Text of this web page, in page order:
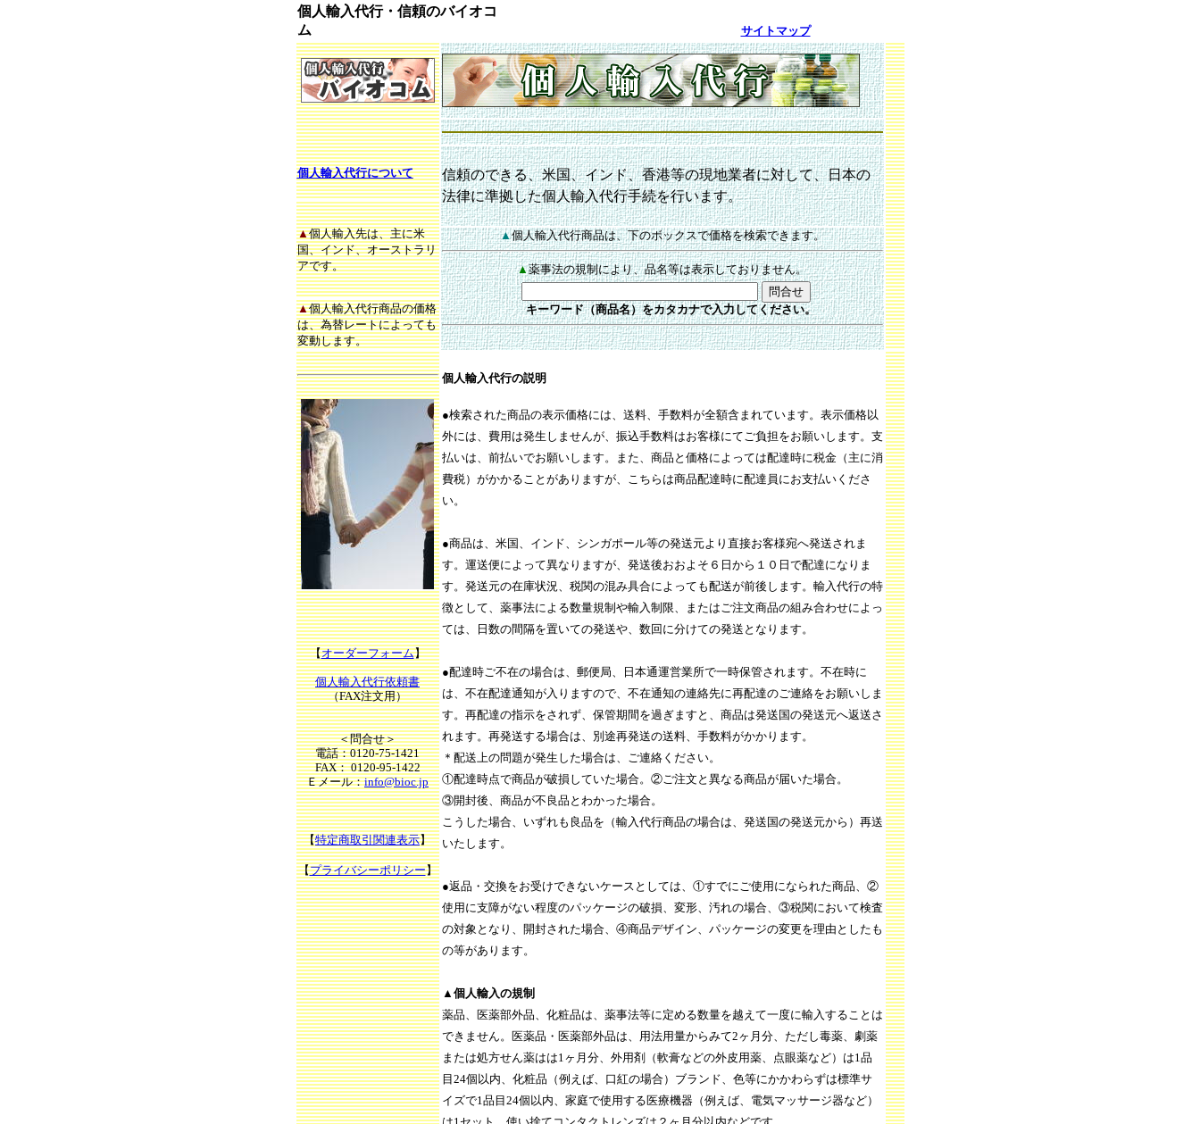
個人輸入代行・信頼のバイオコ
ム
サイトマップ
個人輸入代行について
信頼のできる、米国、インド、香港等の現地業者に対して、日本の
法律に準拠した個人輸入代行手続を行います。
▲個人輸入先は、主に米
国、インド、オーストラリ
アです。
▲個人輸入代行商品は、下のボックスで価格を検索できます。
▲薬事法の規制により、品名等は表示しておりません。
キーワード（商品名）をカタカナで入力してください。
▲個人輸入代行商品の価格
は、為替レートによっても
変動します。
【オーダーフォーム】
個人輸入代行依頼書
（FAX注文用）
＜問合せ＞
電話：0120-75-1421
FAX： 0120-95-1422
Ｅメール：info@bioc.jp
【特定商取引関連表示】
【プライバシーポリシー】
個人輸入代行の説明
●検索された商品の表示価格には、送料、手数料が全額含まれています。表示価格以
外には、費用は発生しませんが、振込手数料はお客様にてご負担をお願いします。支
払いは、前払いでお願いします。また、商品と価格によっては配達時に税金（主に消
費税）がかかることがありますが、こちらは商品配達時に配達員にお支払いくださ
い。
●商品は、米国、インド、シンガポール等の発送元より直接お客様宛へ発送されま
す。運送便によって異なりますが、発送後おおよそ６日から１０日で配達になりま
す。発送元の在庫状況、税関の混み具合によっても配送が前後します。輸入代行の特
徴として、薬事法による数量規制や輸入制限、またはご注文商品の組み合わせによっ
ては、日数の間隔を置いての発送や、数回に分けての発送となります。
●配達時ご不在の場合は、郵便局、日本通運営業所で一時保管されます。不在時に
は、不在配達通知が入りますので、不在通知の連絡先に再配達のご連絡をお願いしま
す。再配達の指示をされず、保管期間を過ぎますと、商品は発送国の発送元へ返送さ
れます。再発送する場合は、別途再発送の送料、手数料がかかります。
＊配送上の問題が発生した場合は、ご連絡ください。
①配達時点で商品が破損していた場合。②ご注文と異なる商品が届いた場合。
③開封後、商品が不良品とわかった場合。
こうした場合、いずれも良品を（輸入代行商品の場合は、発送国の発送元から）再送
いたします。
●返品・交換をお受けできないケースとしては、①すでにご使用になられた商品、②
使用に支障がない程度のパッケージの破損、変形、汚れの場合、③税関において検査
の対象となり、開封された場合、④商品デザイン、パッケージの変更を理由としたも
の等があります。
▲個人輸入の規制
薬品、医薬部外品、化粧品は、薬事法等に定める数量を越えて一度に輸入することは
できません。医薬品・医薬部外品は、用法用量からみて2ヶ月分、ただし毒薬、劇薬
または処方せん薬はは1ヶ月分、外用剤（軟膏などの外皮用薬、点眼薬など）は1品
目24個以内、化粧品（例えば、口紅の場合）ブランド、色等にかかわらずは標準サ
イズで1品目24個以内、家庭で使用する医療機器（例えば、電気マッサージ器など）